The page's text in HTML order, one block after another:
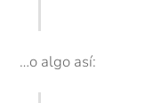
…o algo así: